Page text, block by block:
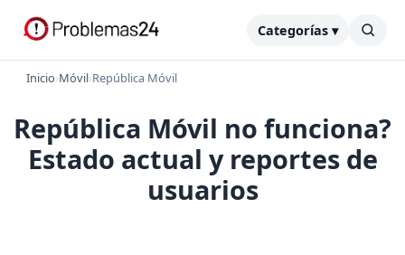
Categorías ▾
Inicio›Móvil›República Móvil
República Móvil no funciona?
Estado actual y reportes de
usuarios